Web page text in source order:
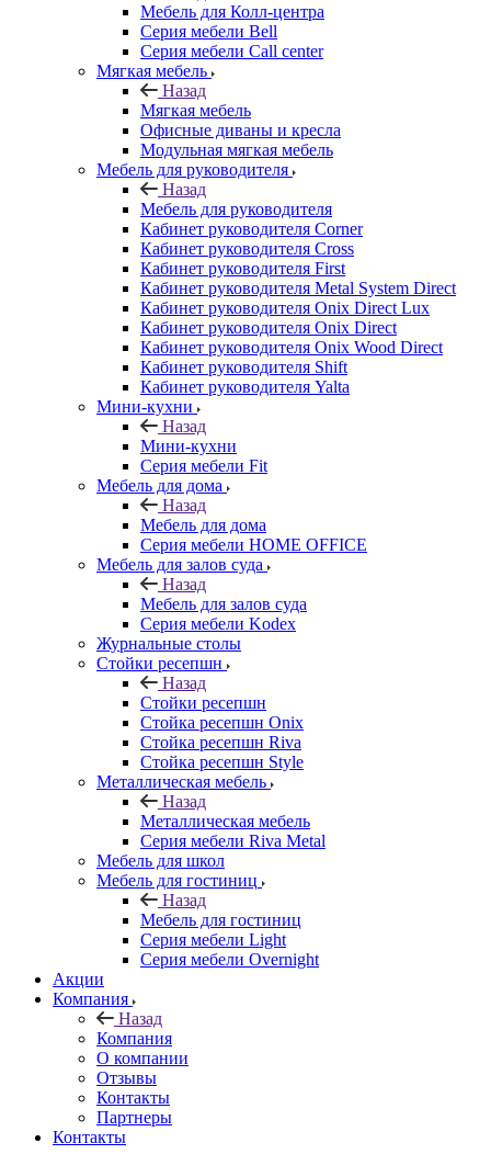
Мебель для Колл-центра
Серия мебели Bell
Серия мебели Call center
Мягкая мебель
Назад
Мягкая мебель
Офисные диваны и кресла
Модульная мягкая мебель
Мебель для руководителя
Назад
Мебель для руководителя
Кабинет руководителя Corner
Кабинет руководителя Cross
Кабинет руководителя First
Кабинет руководителя Metal System Direct
Кабинет руководителя Onix Direct Lux
Кабинет руководителя Onix Direct
Кабинет руководителя Onix Wood Direct
Кабинет руководителя Shift
Кабинет руководителя Yalta
Мини-кухни
Назад
Мини-кухни
Серия мебели Fit
Мебель для дома
Назад
Мебель для дома
Серия мебели HOME OFFICE
Мебель для залов суда
Назад
Мебель для залов суда
Серия мебели Kodex
Журнальные столы
Стойки ресепшн
Назад
Стойки ресепшн
Стойка ресепшн Onix
Стойка ресепшн Riva
Стойка ресепшн Style
Металлическая мебель
Назад
Металлическая мебель
Серия мебели Riva Metal
Мебель для школ
Мебель для гостиниц
Назад
Мебель для гостиниц
Серия мебели Light
Серия мебели Overnight
Акции
Компания
Назад
Компания
О компании
Отзывы
Контакты
Партнеры
Контакты